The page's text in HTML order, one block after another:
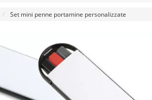
Set mini penne portamine personalizzate